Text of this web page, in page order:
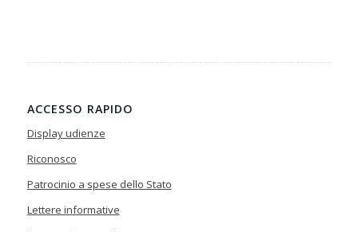
ACCESSO RAPIDO
Display udienze
Riconosco
Patrocinio a spese dello Stato
Lettere informative